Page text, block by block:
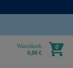
Warenkorb
0,00 €
0